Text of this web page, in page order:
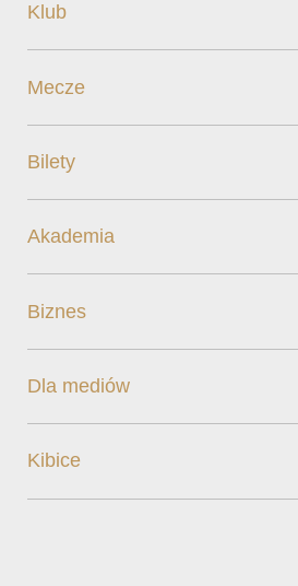
Klub
Mecze
Bilety
Akademia
Biznes
Dla mediów
Kibice